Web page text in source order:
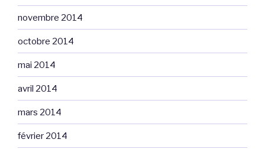
novembre 2014
octobre 2014
mai 2014
avril 2014
mars 2014
février 2014